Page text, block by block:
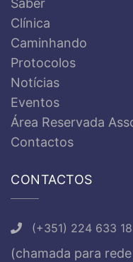
Saber
Clínica
Caminhando
Protocolos
Notícias
Eventos
Área Reservada
Contactos
CONTACTOS
(+351) 224 633
(chamada para